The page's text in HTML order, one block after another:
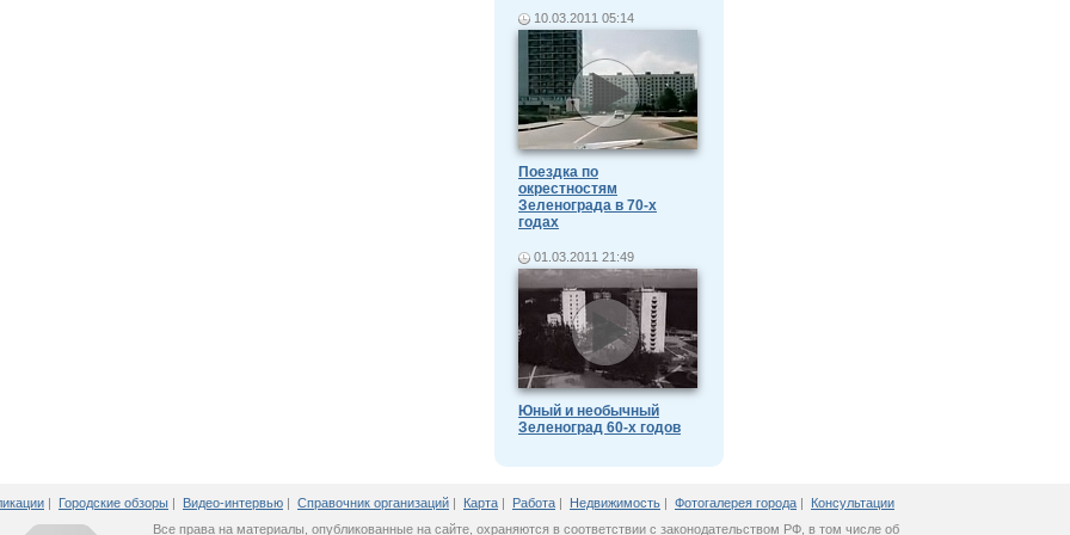
10.03.2011 05:14
Поездка по
окрестностям
Зеленограда в 70-х
годах
01.03.2011 21:49
Юный и необычный
Зеленоград 60-х годов
| Городские обзоры | Видео-интервью | Справочник организаций | Карта | Работа | Недвижимость | Фотогалерея города | Консультации
Все права на материалы, опубликованные на сайте, охраняются в соответствии с законодательством РФ, в том числе об